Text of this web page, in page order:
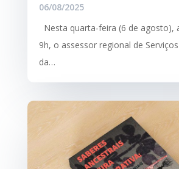
06/08/2025
Nesta quarta-feira (6 de agosto),
9h, o assessor regional de
da…